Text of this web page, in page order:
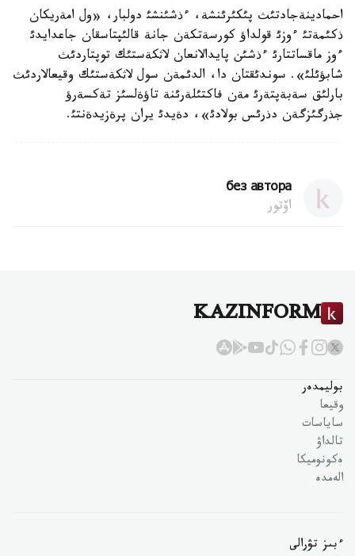
احمادينةجادتئث پئكئرئنشة، ءذشئنشئ دولبار، «ول امةريكان
ذكئمةتئ ءوزئ قولداؤ كورسةتكةن جانة قالئپتاسقان جاعدايدئ
ءوز ماقساتتارئ ءذشئن پايدالانعان لاثكةستئك توپتاردئث
شابؤئلئ». سوندئقتان دا، الدئمةن سول لاثكةستئك وقيعالاردئث
بارلئق سةبةپتةرئ مةن فاكتئلةرئنة تاؤةلسئز تةكسةرؤ
جذرگئزگةن دذرئس بولادئ»، دةيدئ يران پرةزيدةنتئ.
без автора
اۆتور
KAZINFORM
بوليمدەر
وقيعا
ساياسات
تالداۋ
ەكونوميكا
الەمدە
ءبىز تۋرالى